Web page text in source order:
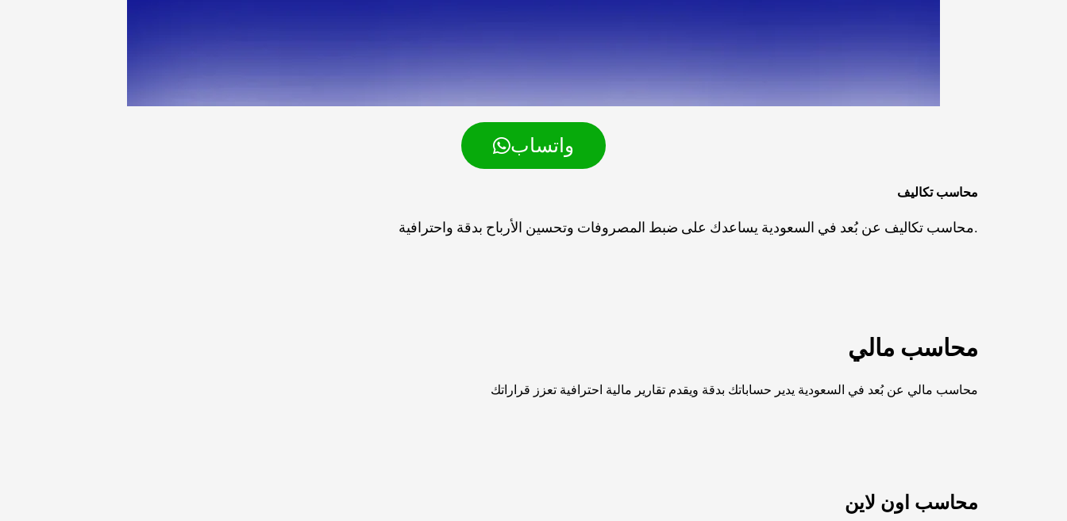
واتساب
محاسب تكاليف
محاسب تكاليف عن بُعد في السعودية يساعدك على ضبط المصروفات وتحسين الأرباح بدقة واحترافية.
محاسب مالي
محاسب مالي عن بُعد في السعودية يدير حساباتك بدقة ويقدم تقارير مالية احترافية تعزز قراراتك
محاسب اون لاين